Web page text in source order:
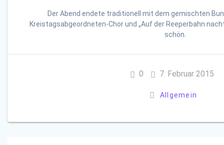
Der Abend endete traditionell mit dem gemischten
Kreistagsabgeordneten-Chor und „Auf der Reeperbahn
schön.
0 7. Februar 2015
Allgemein